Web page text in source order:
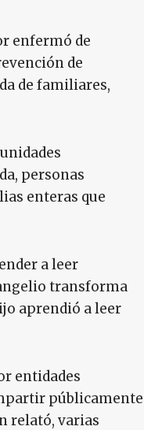
enfermó de
de
de familiares,
personas
enteras que
a leer
transforma
aprendió a leer
entidades
públicamente
relató, varias